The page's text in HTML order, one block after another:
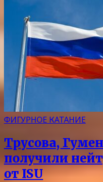
ФИГУРНОЕ КАТАНИЕ
Трусова,
получили
от ISU